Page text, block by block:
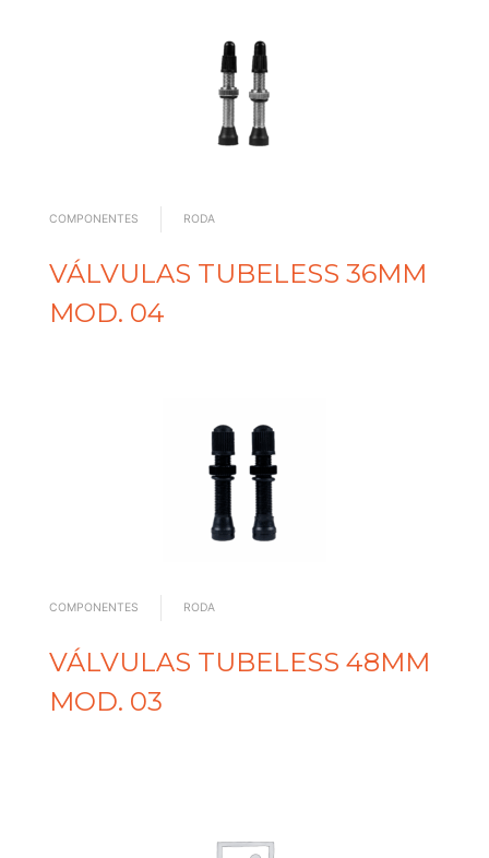
COMPONENTES RODA
VÁLVULAS TUBELESS 36MM
MOD. 04
COMPONENTES RODA
VÁLVULAS TUBELESS 48MM
MOD. 03